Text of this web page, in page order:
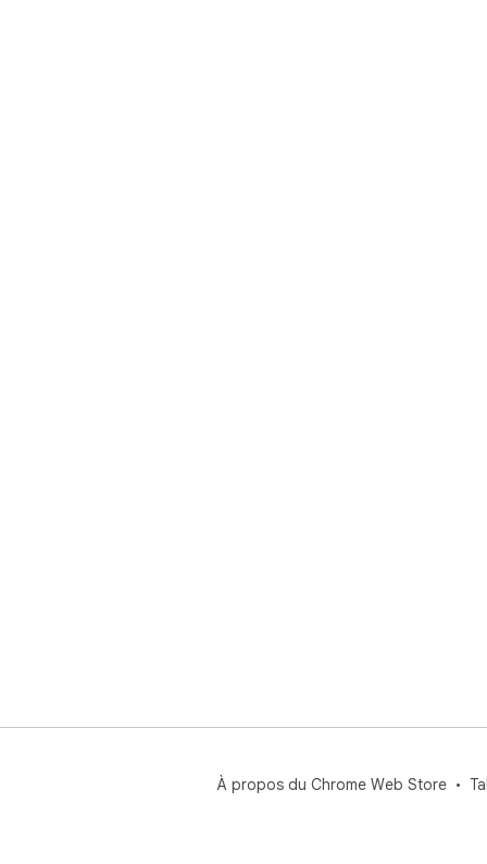
À propos du Chrome Web Store